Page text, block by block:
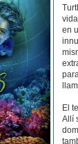
en
El
Allí